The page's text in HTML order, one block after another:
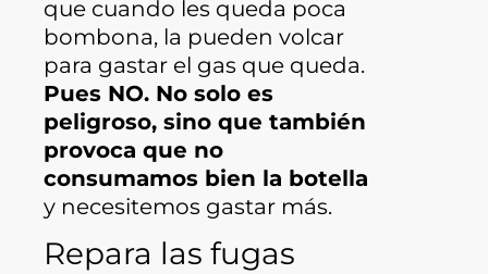
que cuando les queda poca
bombona, la pueden volcar
para gastar el gas que queda.
Pues NO. No solo es
peligroso, sino que también
provoca que no
consumamos bien la botella
y necesitemos gastar más.
Repara las fugas